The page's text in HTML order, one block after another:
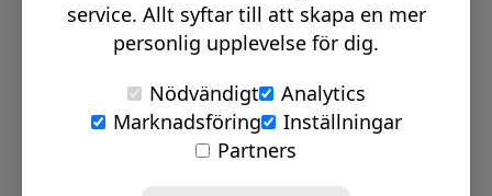
Om oss
service. Allt syftar till att skapa en mer
personlig upplevelse för dig.
Nödvändigt
Analytics
Marknadsföring
Inställningar
Partners